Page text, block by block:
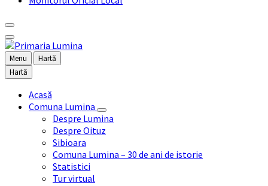
Menu
Hartă
Hartă
Acasă
Comuna Lumina
Despre Lumina
Despre Oituz
Sibioara
Comuna Lumina – 30 de ani de istorie
Statistici
Tur virtual